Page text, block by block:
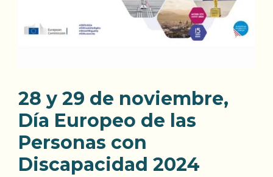
28 y 29 de noviembre,
Día Europeo de las
Personas con
Discapacidad 2024